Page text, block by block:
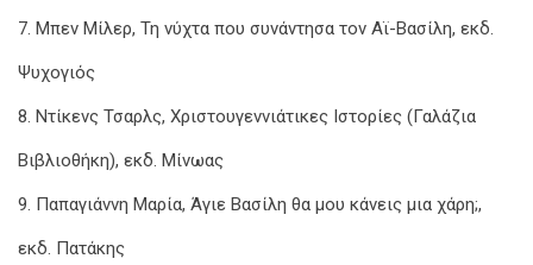
7. Μπεν Μίλερ, Τη νύχτα που συνάντησα τον Αϊ-Βασίλη, εκδ.
Ψυχογιός
8. Ντίκενς Τσαρλς, Χριστουγεννιάτικες Ιστορίες (Γαλάζια
Βιβλιοθήκη), εκδ. Μίνωας
9. Παπαγιάννη Μαρία, Άγιε Βασίλη θα μου κάνεις μια χάρη;,
εκδ. Πατάκης